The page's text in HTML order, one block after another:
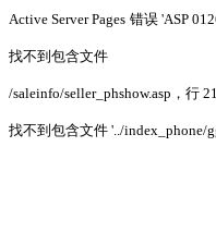
Active Server Pages 错误 'ASP
找不到包含文件
/saleinfo/seller_phshow.asp ，行
找不到包含文件 '../index_phone/